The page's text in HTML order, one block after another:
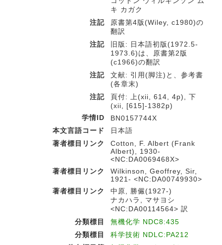
キ カガク
注記
原書第4版(Wiley, c1980)の
翻訳
注記
旧版: 日本語初版(1972.5-
1973.6)は、原書第2版
(c1966)の翻訳
注記
文献: 引用(脚注)と、参考書
(各章末)
注記
頁付: 上(xii, 614, 4p), 下
(xii, [615]-1382p)
学情ID
BN0157744X
本文言語コード
日本語
著者標目リンク
Cotton, F. Albert (Frank
Albert), 1930-
<NC:DA0069468X>
著者標目リンク
Wilkinson, Geoffrey, Sir,
1921- <NC:DA00749930>
著者標目リンク
中原, 勝儼(1927-)
ナカハラ, マサヨシ
<NC:DA00114564> 訳
分類標目
無機化学 NDC8:435
分類標目
科学技術 NDLC:PA212